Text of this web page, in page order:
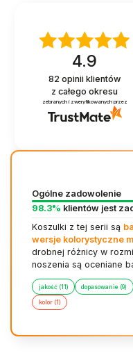
4.9
82 opinii klientów
z całego okresu
zebranych i zweryfikowanych przez
Ogólne zadowolenie
98.3% klientów jest
Koszulki z tej serii są
wersje kolorystyczne
drobnej różnicy w
noszenia są oceniane
jakość (11) dopasowanie (9)
kolor (1)